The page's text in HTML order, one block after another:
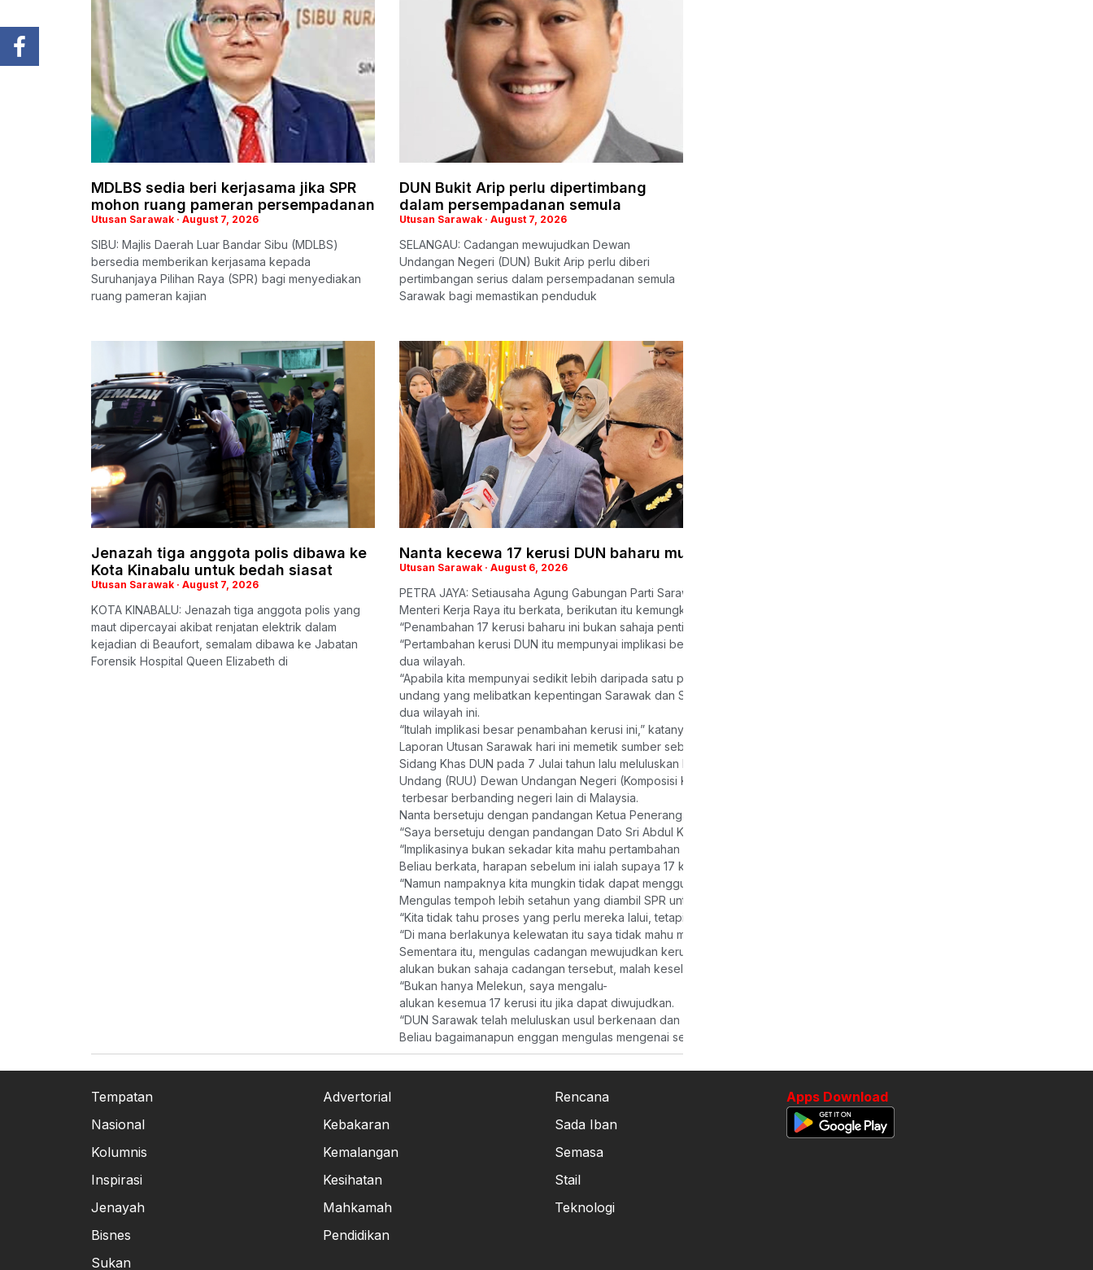
MDLBS sedia beri kerjasama jika SPR
mohon ruang pameran persempadanan
Utusan Sarawak August 7, 2026
SIBU: Majlis Daerah Luar Bandar Sibu (MDLBS)
bersedia memberikan kerjasama kepada
Suruhanjaya Pilihan Raya (SPR) bagi menyediakan
ruang pameran kajian
DUN Bukit Arip perlu dipertimbang
dalam persempadanan semula
Utusan Sarawak August 7, 2026
SELANGAU: Cadangan mewujudkan Dewan
Undangan Negeri (DUN) Bukit Arip perlu diberi
pertimbangan serius dalam persempadanan semula
Sarawak bagi memastikan penduduk
Jenazah tiga anggota polis dibawa ke
Kota Kinabalu untuk bedah siasat
Utusan Sarawak August 7, 2026
KOTA KINABALU: Jenazah tiga anggota polis yang
maut dipercayai akibat renjatan elektrik dalam
kejadian di Beaufort, semalam dibawa ke Jabatan
Forensik Hospital Queen Elizabeth di
Nanta kecewa 17 kerusi DUN baharu mungkin tidak sempat digunakan PRN akan datang
Utusan Sarawak August 6, 2026
PETRA JAYA: Setiausaha Agung Gabungan Parti Sarawak (GPS), Dato Sri Alexander Nanta Linggi kecewa kelewatan
Menteri Kerja Raya itu berkata, berikutan itu kemungkinan besar 17 kerusi baharu itu tidak sempat digunakan pada Pilihan Raya
“Penambahan 17 kerusi baharu ini bukan sahaja penting untuk digunakan pada PRN akan datang, malah menjadi asas kepada
“Pertambahan kerusi DUN itu mempunyai implikasi besar terhadap usaha Sarawak dan Sabah mendapatkan semula satu
dua wilayah.
“Apabila kita mempunyai sedikit lebih daripada satu pertiga kerusi, sebarang pindaan Perlembagaan atau undang-
undang yang melibatkan kepentingan Sarawak dan Sabah tidak boleh diluluskan tanpa persetujuan Ahli Parlimen dari kedua-
dua wilayah ini.
“Itulah implikasi besar penambahan kerusi ini,” katanya ketika ditemui pemberita selepas menghadiri Hari Integriti dan
Laporan Utusan Sarawak hari ini memetik sumber sebagai berkata bahawa SPR belum lagi menetapkan tarikh sebenar untuk
Sidang Khas DUN pada 7 Julai tahun lalu meluluskan Rang Undang-
Undang (RUU) Dewan Undangan Negeri (Komposisi Keanggotaan) 2025 yang memperuntukkan penambahan sebanyak 17
terbesar berbanding negeri lain di Malaysia.
Nanta bersetuju dengan pandangan Ketua Penerangan Parti Pesaka Bumiputera Bersatu (PBB), Dato Sri Abdul Karim Rahman
“Saya bersetuju dengan pandangan Dato Sri Abdul Karim kerana nampaknya proses itu tidak sepatutnya ditangguhkan sehingga
“Implikasinya bukan sekadar kita mahu pertambahan 17 kerusi itu, tetapi lebih penting ia menjadi asas untuk meningkatkan
Beliau berkata, harapan sebelum ini ialah supaya 17 kerusi baharu itu dapat digunakan pada PRN akan datang sebelum
“Namun nampaknya kita mungkin tidak dapat menggunakan 17 kerusi itu pada pilihan raya negeri akan datang,” katanya.
Mengulas tempoh lebih setahun yang diambil SPR untuk memulakan proses persempadanan semula selepas usul
“Kita tidak tahu proses yang perlu mereka lalui, tetapi dalam tempoh lebih setahun itu sepatutnya ia boleh diselesaikan.
“Di mana berlakunya kelewatan itu saya tidak mahu membuat spekulasi. Harapan kita memang mahu menggunakan 17 kerusi
Sementara itu, mengulas cadangan mewujudkan kerusi DUN Melekun di bawah Parlimen Kapit, Nanta berkata beliau mengalu-
alukan bukan sahaja cadangan tersebut, malah keseluruhan 17 kerusi baharu yang dicadangkan.
“Bukan hanya Melekun, saya mengalu-
alukan kesemua 17 kerusi itu jika dapat diwujudkan.
“DUN Sarawak telah meluluskan usul berkenaan dan kini cadangan itu perlu melalui proses seterusnya di peringkat Persekutuan
Beliau bagaimanapun enggan mengulas mengenai senarai penuh cadangan kawasan baharu yang tular kerana belum melihat
Tempatan
Nasional
Kolumnis
Inspirasi
Jenayah
Bisnes
Sukan
Advertorial
Kebakaran
Kemalangan
Kesihatan
Mahkamah
Pendidikan
Rencana
Sada Iban
Semasa
Stail
Teknologi
Apps Download